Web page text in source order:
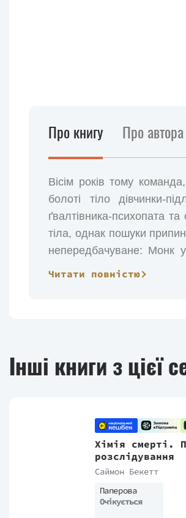
Про книгу Про автора
Вісім років тому
болоті тіло дівчинки-
ґвалтівника-психопата
тіла, однак пошуки
непередбачуване: Монк
злощасній операції та
Читати повністю
Інші книги з цієї
Хімія смерті.
розслідування
Саймон Бекетт
Паперова
Очікується